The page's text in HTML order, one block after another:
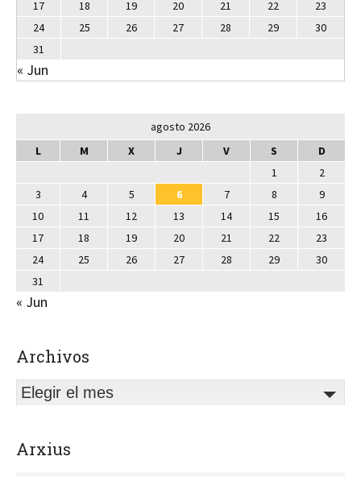
17
18 19 20 21 22
23
24
25 26 27 28 29
30
31
« Jun
agosto 2026
L
M X J V S
D
1
2
3
4 5 6 7 8
9
10
11 12 13 14 15
16
17
18 19 20 21 22
23
24
25 26 27 28 29
30
31
« Jun
Archivos
Elegir el mes
Arxius